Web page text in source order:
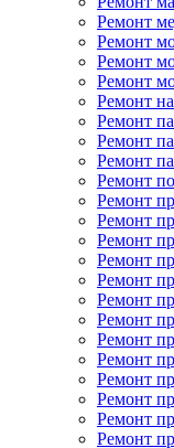
Ремонт
Ремонт
Ремонт
Ремонт
Ремонт
Ремонт
Ремонт
Ремонт
Ремонт
Ремонт
Ремонт
Ремонт
Ремонт
Ремонт
Ремонт
Ремонт
Ремонт
Ремонт
Ремонт
Ремонт
Ремонт
Ремонт